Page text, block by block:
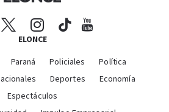
ELONCE
Paraná Policiales
Política
Deportes
Economía
Espectáculos